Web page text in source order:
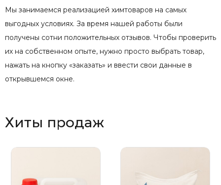
Мы занимаемся реализацией химтоваров на самых
выгодных условиях. За время нашей работы были
получены сотни положительных отзывов. Чтобы проверить
их на собственном опыте, нужно просто выбрать товар,
нажать на кнопку «заказать» и ввести свои данные в
открывшемся окне.
Хиты продаж